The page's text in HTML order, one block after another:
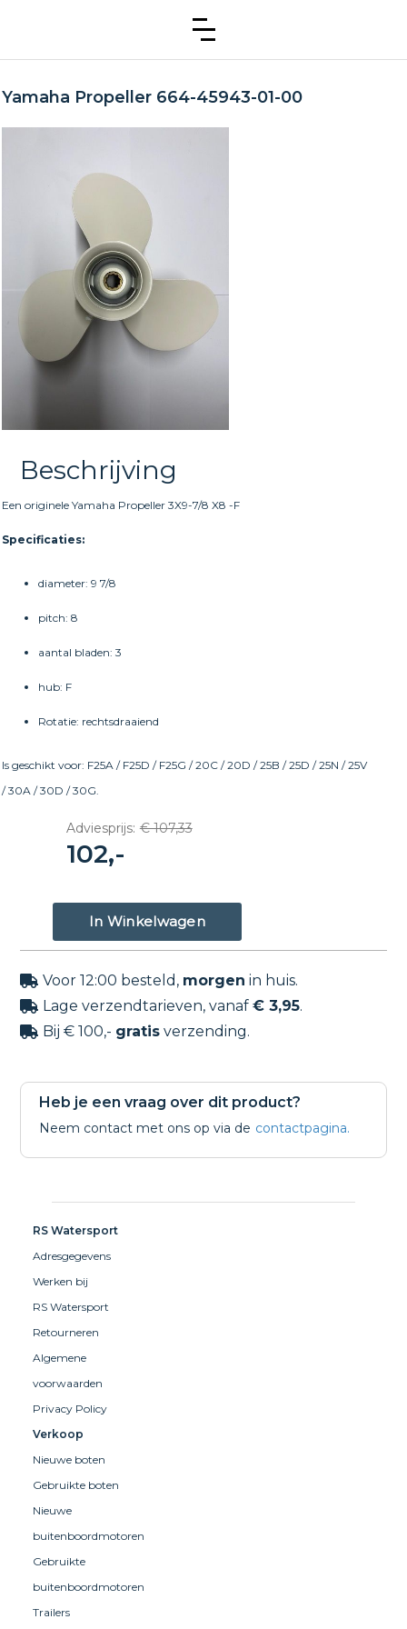
Yamaha Propeller 664-45943-01-00
Beschrijving
Een originele Yamaha Propeller 3X9-7/8 X8 -F
Specificaties:
diameter: 9 7/8
pitch: 8
aantal bladen: 3
hub: F
Rotatie: rechtsdraaiend
Is geschikt voor: F25A / F25D / F25G / 20C / 20D / 25B / 25D / 25N / 25V
/ 30A / 30D / 30G.
Adviesprijs: € 107,33
102,-
 Voor 12:00 besteld, morgen in huis.
 Lage verzendtarieven, vanaf€ 3,95.
 Bij € 100,- gratis verzending.
Heb je een vraag over dit product?
Neem contact met ons op via de contactpagina.
RS Watersport
Adresgegevens
Werken bij
RS Watersport
Retourneren
Algemene
voorwaarden
Privacy Policy
Verkoop
Nieuwe boten
Gebruikte boten
Nieuwe
buitenboordmotoren
Gebruikte
buitenboordmotoren
Trailers